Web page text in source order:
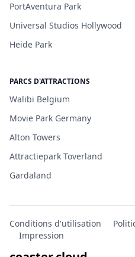
PortAventura Park
Universal Studios Hollywood
Heide Park
PARCS D'ATTRACTIONS
Walibi Belgium
Movie Park Germany
Alton Towers
Attractiepark Toverland
Gardaland
Conditions d'utilisation
Impression